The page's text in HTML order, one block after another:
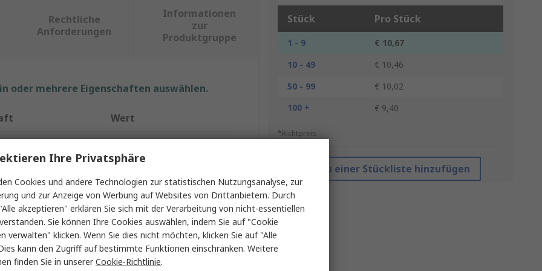
Stück Pro Stück
1 - 9
€ 10,67
10 - 49
€ 10,46
50 - 99
€ 10,02
100 +
€ 9,40
*Richtpreis
Zu einer Stückliste hinzufügen
Rechtliche
Anforderungen
Informationen
zur
Produktgruppe
oder mehrere Eigenschaften auswählen.
Wert
XLR-Steckverbinder
7.5A
Panel
Gerade
Ihre Privatsphäre
Cookies und andere Technologien zur statistischen Nutzungsanalyse, zur
und zur Anzeige von Werbung auf Websites von Drittanbietern. Durch
akzeptieren" erklären Sie sich mit der Verarbeitung von nicht-essentiellen
Sie können Ihre Cookies auswählen, indem Sie auf "Cookie
verwalten" klicken. Wenn Sie dies nicht möchten, klicken Sie auf "Alle
kann den Zugriff auf bestimmte Funktionen einschränken. Weitere
finden Sie in unsererCookie-Richtlinie.